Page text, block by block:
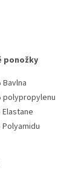
ponožky
Bavlna
polypropylenu
Polyamidu